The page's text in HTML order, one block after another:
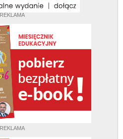
REKLAMA
REKLAMA